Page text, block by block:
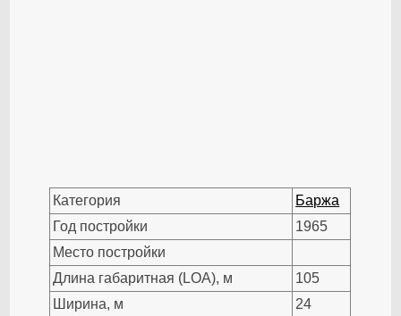
Категория
Баржа
Год постройки
1965
Место постройки
Длина габаритная (LOA), м
105
Ширина, м
24